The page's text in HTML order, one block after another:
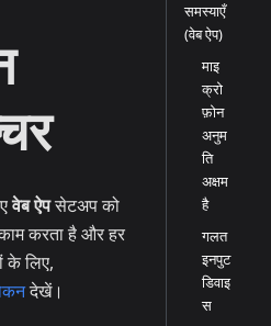
वेब ऐपसेटअप को
करता है और हर
के लिए,
देखें।
समस्याएँ
(वेब ऐप)
माइ
क्रो
फ़ोन
अनुम
ति
अक्षम
है
गलत
इनपुट
डिवाइ
स